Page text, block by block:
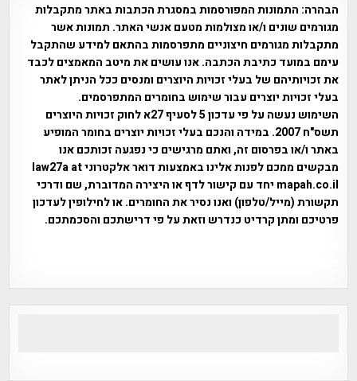
הבהרה: התמונות המפורסמות במסגרת הכתבות באתר מתקבלות
מגורמים שונים ו/או מצולמות מטעם אנשי האתר. תמונות אשר
מתקבלות מגורמים חיצוניים מתפרסמות בהתאם למידע שהתקבל
עימם במועד כתיבת הכתבה. אנו עושים את מיטב המאמצים לכבד
את זכויותיהם של בעלי זכויות היוצרים ומנסים ככל הניתן לאתר
בעלי זכויות יוצרים עבור שימוש בחומרים המתפרסמים.
השימוש נעשה על פי עדכון 5 לסעיף 27א לחוק זכויות היוצרים
תשס"ח 2007. במידה והנכם בעלי זכויות יוצרים בחומר המופיע
באתר ו/או בפרסום זה, ואתם מרגישים כי נפגעה זכותכם אנו
מבקשים ממכם לפנות אלינו באמצעות דואר אלקטרוני law27a at
mapah.co.il יחד עם קישור לדף או היצירה המדוברת, שם ודרכי
תקשורת (מייל/טלפון) ואנו נסיר את החומרים. או לחילופין לעדכון
פרטיכם ומתן קרדיט כנדרש וזאת על פי דרישתכם והסכמתכם.